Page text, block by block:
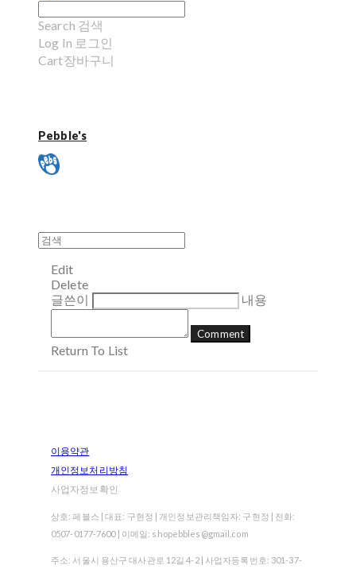
Search 검색
Log In 로그인
Cart장바구니
Pebble's
Edit
Delete
글쓴이
내용
Comment
Return To List
이용약관
개인정보처리방침
사업자정보확인
상호: 페블스 | 대표: 구현정 | 개인정보관리책임자: 구현정 | 전화:
0507-0177-7600 | 이메일: shopebbles@gmail.com
주소: 서울시 용산구 대사관로 12길 4-2 | 사업자등록번호: 301-37-